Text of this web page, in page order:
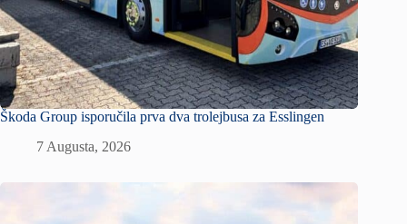
Škoda Group isporučila prva dva trolejbusa za Esslingen
7 Augusta, 2026